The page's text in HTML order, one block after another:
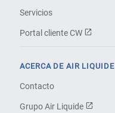
Servicios
Portal cliente CW
ACERCA DE AIR LIQUIDE
Contacto
Grupo Air Liquide